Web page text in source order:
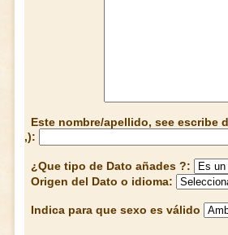
Este nombre/apellido, see escribe
,):
¿Que tipo de Dato añades ?:
Origen del Dato o idioma:
Indica para que sexo es válido